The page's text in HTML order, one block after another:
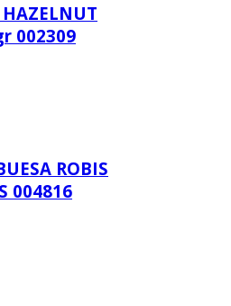
HAZELNUT
002309
ROBIS
004816